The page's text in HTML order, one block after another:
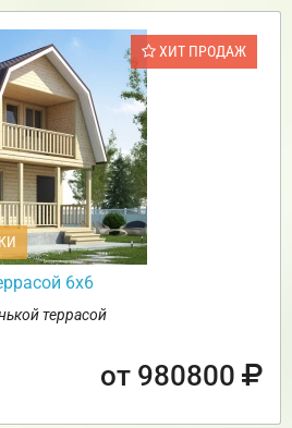
ХИТ ПРОДАЖ
6х6
террасой
от 980800